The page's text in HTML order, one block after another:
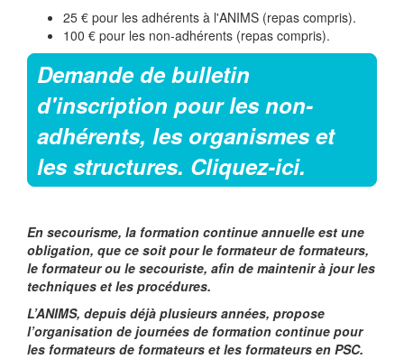
25 € pour les adhérents à l'ANIMS (repas compris).
100 € pour les non-adhérents (repas compris).
Demande de bulletin
d'inscription pour les non-
adhérents, les organismes et
les structures. Cliquez-ici.
En secourisme, la formation continue annuelle est une
obligation, que ce soit pour le formateur de formateurs,
le formateur ou le secouriste, afin de maintenir à jour les
techniques et les procédures.
L’ANIMS, depuis déjà plusieurs années, propose
l’organisation de journées de formation continue pour
les formateurs de formateurs et les formateurs en PSC.